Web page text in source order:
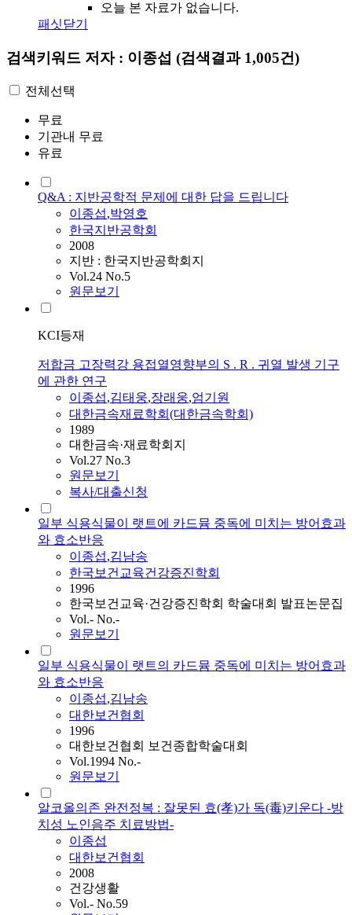
오늘 본 자료가 없습니다.
패싯닫기
검색키워드 저자 : 이종섭 (검색결과 1,005건)
전체선택
무료
기관내 무료
유료
Q&A : 지반공학적 문제에 대한 답을 드립니다
이종섭,박영호
한국지반공학회
2008
지반 : 한국지반공학회지
Vol.24 No.5
원문보기
KCI등재
저합금 고장력강 용접열영향부의 S . R . 귀열 발생 기구
에 관한 연구
이종섭,김태웅,장래웅,엄기원
대한금속재료학회(대한금속학회)
1989
대한금속·재료학회지
Vol.27 No.3
원문보기
복사/대출신청
일부 식용식물이 랫트에 카드뮴 중독에 미치는 방어효과
와 효소반응
이종섭,김남송
한국보건교육건강증진학회
1996
한국보건교육·건강증진학회 학술대회 발표논문집
Vol.- No.-
원문보기
일부 식용식물이 랫트의 카드뮴 중독에 미치는 방어효과
와 효소반응
이종섭,김남송
대한보건협회
1996
대한보건협회 보건종합학술대회
Vol.1994 No.-
원문보기
알코올의존 완전정복 : 잘못된 효(孝)가 독(毒)키운다 -방
치성 노인음주 치료방법-
이종섭
대한보건협회
2008
건강생활
Vol.- No.59